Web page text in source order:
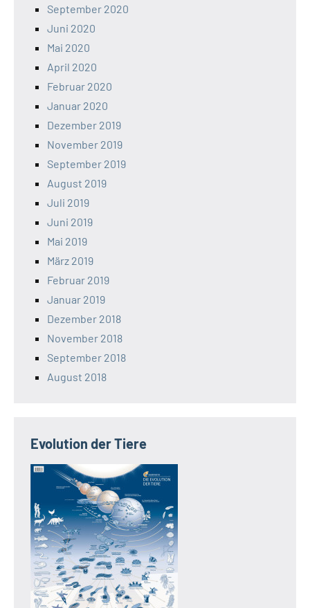
September 2020
Juni 2020
Mai 2020
April 2020
Februar 2020
Januar 2020
Dezember 2019
November 2019
September 2019
August 2019
Juli 2019
Juni 2019
Mai 2019
März 2019
Februar 2019
Januar 2019
Dezember 2018
November 2018
September 2018
August 2018
Evolution der Tiere